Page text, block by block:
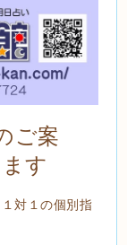
ご案
す
対１の個別指